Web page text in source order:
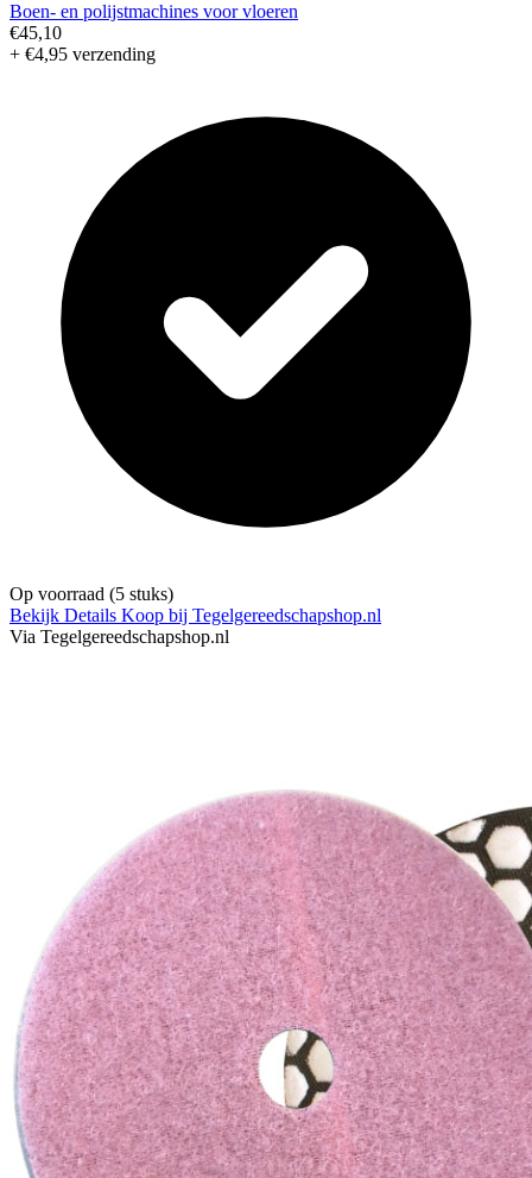
Boen- en polijstmachines voor vloeren
€45,10
+ €4,95 verzending
Op voorraad (5 stuks)
Bekijk Details Koop bij Tegelgereedschapshop.nl
Via Tegelgereedschapshop.nl